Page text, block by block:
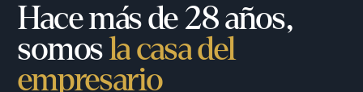
Hace más de 28 años,
somosla casa del
empresario